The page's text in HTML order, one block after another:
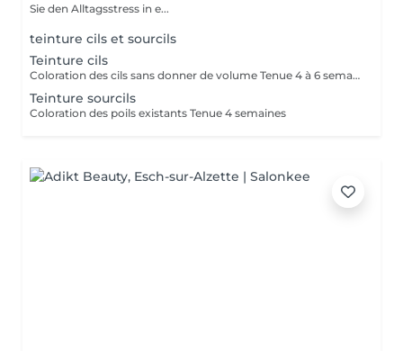
Sie den Alltagsstress in e...
teinture cils et sourcils
Teinture cils
Coloration des cils sans donner de volume Tenue 4 à 6 semaines
Teinture sourcils
Coloration des poils existants Tenue 4 semaines